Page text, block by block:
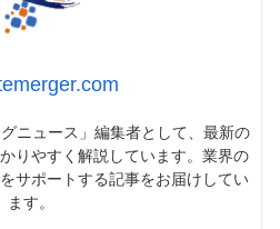
ニュース」編集者として、最新の
りやすく解説しています。業界の
サポートする記事をお届けしてい
ます。